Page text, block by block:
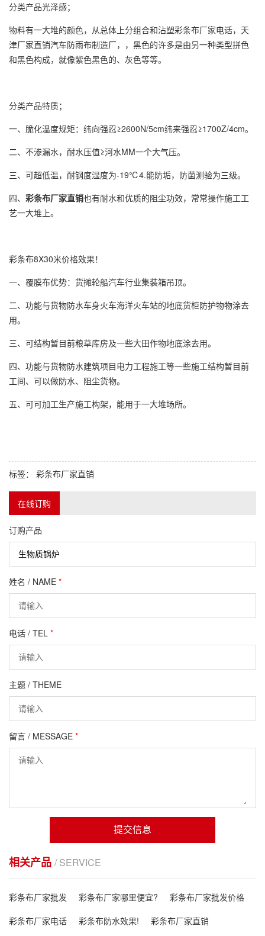
分类产品光泽感；
物料有一大堆的颜色，从总体上分组合和沾塑彩条布厂家电话，天
津厂家直销汽车防雨布制造厂，，黑色的许多是由另一种类型拼色
和黑色构成，就像紫色黑色的、灰色等等。
分类产品特质；
一、脆化温度规矩：纬向强忍≥2600N/5cm纬来强忍≥1700Z/4cm。
二、不渗漏水，耐水压值≥河水MM一个大气压。
三、可超低温，耐钢度湿度为-19℃4.能防垢，防菌测验为三级。
四、 彩条布厂家直销也有耐水和优质的阻尘功效，常常操作施工工
艺一大堆上。
彩条布8X30米价格效果！
一、覆膜布优势：货摊轮船汽车行业集装箱吊顶。
二、功能与货物防水车身火车海洋火车站的地底货柜防护物物涂去
用。
三、可结构暂目前粮草库房及一些大田作物地底涂去用。
四、功能与货物防水建筑项目电力工程施工等一些施工结构暂目前
工间、可以做防水、阻尘货物。
五、可可加工生产施工构架，能用于一大堆场所。
标签： 彩条布厂家直销
在线订购
订购产品
姓名 / NAME *
电话 / TEL *
主题 / THEME
留言 / MESSAGE *
提交信息
相关产品 / SERVICE
彩条布厂家批发 彩条布厂家哪里便宜?
彩条布厂家批发价格
彩条布厂家电话
彩条布防水效果! 彩条布厂家直销